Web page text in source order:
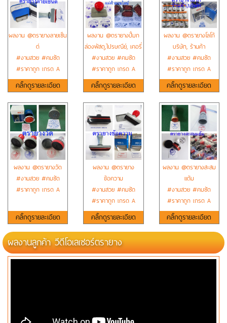
ผลงาน @ตรายางลายเซ็น
ต์
#งานสวย #คมชัด
#ราคาถูก เกรด A
คลิ๊กดูรายละเอียด
ผลงาน @ตรายางปั้มก
ล่องพัสดุ,ไปรษณีย์, เคอรี่
#งานสวย #คมชัด
#ราคาถูก เกรด A
คลิ๊กดูรายละเอียด
ผลงาน @ตรายางโลโก้
บริษัท, ร้านค้า
#งานสวย #คมชัด
#ราคาถูก เกรด A
คลิ๊กดูรายละเอียด
ผลงาน @ตรายางวัด
#งานสวย #คมชัด
#ราคาถูก เกรด A
คลิ๊กดูรายละเอียด
ผลงาน @ตรายาง
ข้อความ
#งานสวย #คมชัด
#ราคาถูก เกรด A
คลิ๊กดูรายละเอียด
ผลงาน @ตรายางสะสม
แต้ม
#งานสวย #คมชัด
#ราคาถูก เกรด A
คลิ๊กดูรายละเอียด
ผลงานลูกค้า วีดีโอเลเซอร์ตรายาง